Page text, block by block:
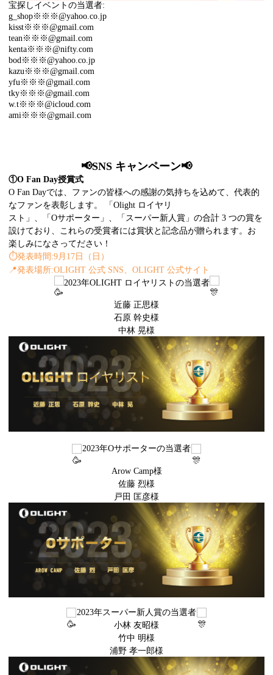
宝探しイベントの当選者:
g_shop※※※@yahoo.co.jp
kisst※※※@gmail.com
tean※※※@gmail.com
kenta※※※@nifty.com
bod※※※@yahoo.co.jp
kazu※※※@gmail.com
yfu※※※@gmail.com
tky※※※@gmail.com
w.t※※※@icloud.com
ami※※※@gmail.com
📢SNS キャンペーン📢
①O Fan Day授賞式
O Fan Dayでは、ファンの皆様への感謝の気持ちを込めて、代表的
なファンを表彰します。 「Olight ロイヤリ
スト」、「Oサポーター」、「スーパー新人賞」の合計 3 つの賞を
設けており、これらの受賞者には賞状と記念品が贈られます。お
楽しみになさってださい！
⏱️発表時間:9月17日（日）
📍発表場所:OLIGHT 公式 SNS、OLIGHT 公式サイト
2023年OLIGHT ロイヤリストの当選者
近藤 正思様
石原 幹史様
中林 晃様
2023年Oサポーターの当選者
Arow Camp様
佐藤 烈様
戸田 匡彦様
2023年スーパー新人賞の当選者
小林 友昭様
竹中 明様
浦野 孝一郎様